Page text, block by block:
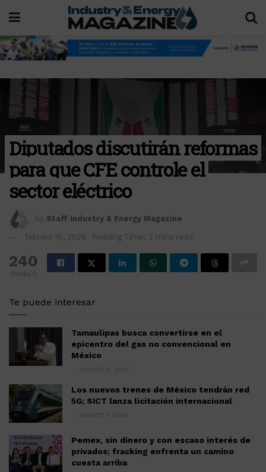
Diputados discutirán reformas
para que CFE controle el
sector eléctrico
by Staff Industry & Energy Magazine
febrero 10, 2026 Reading Time: 2 mins read
240
SHARES
Te puede interesar
Tamaulipas busca convertirse en el
epicentro del gas no convencional en
México
AGOSTO 8, 2026
Los nuevos trenes de México tendrán red
5G; SICT lanza licitación internacional
AGOSTO 7, 2026
Pemex, sin dinero y con escaso interés de
privados; fracking enfrenta un camino
cuesta arriba